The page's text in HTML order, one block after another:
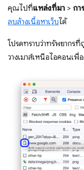
คุณไปที่แหล่งที่มา > กา
ลบล้างเนื้อหาเว็บได้
โปรดทราบว่าทรัพยากร
วางเมาส์เหนือไอคอนเพื่